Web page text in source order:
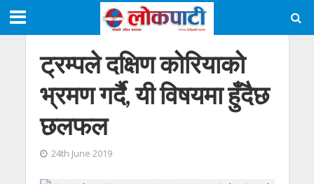
ट्रम्पले दक्षिण कोरियाको
भ्रमण गर्दै, यी विषयमा हुँदैछ
छलफल
24th June 2019